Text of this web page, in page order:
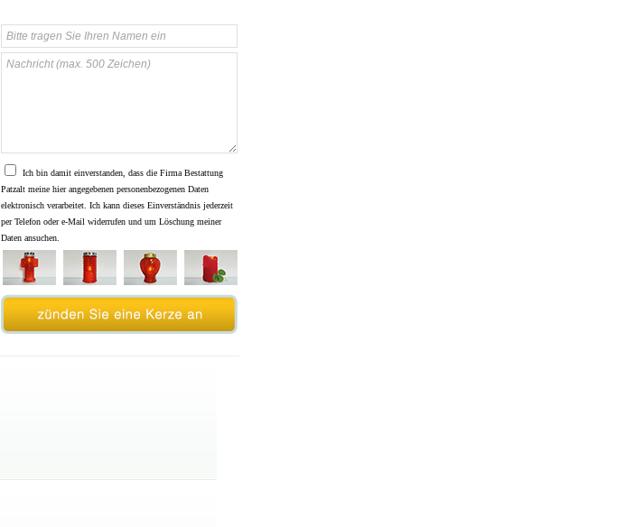
Ich bin damit einverstanden, dass die Firma Bestattung
Patzalt meine hier angegebenen personenbezogenen Daten
elektronisch verarbeitet. Ich kann dieses Einverständnis jederzeit
per Telefon oder e-Mail widerrufen und um Löschung meiner
Daten ansuchen.